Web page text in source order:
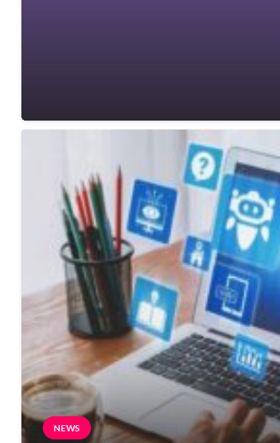
NEWS